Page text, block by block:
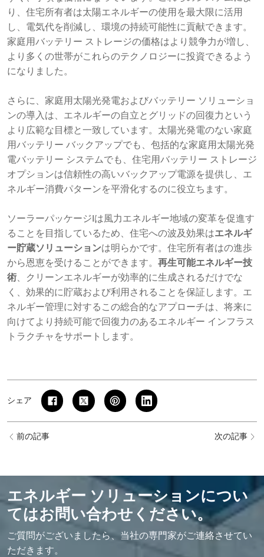
り、住宅所有者は太陽エネルギーの使用を最大限に活用
し、電気代を削減し、環境の持続可能性に貢献できます。
家庭用バッテリー ストレージの価格はより競争力が増し、
より多くの世帯がこれらのテクノロジーに投資できるよう
になりました。
さらに、家庭用太陽光発電およびバッテリー ソリューショ
ンの導入は、エネルギーの自立とグリッドの回復力という
より広範な目標と一致しています。太陽光発電のない家庭
用バッテリー バックアップでも、包括的な家庭用太陽光発
電バッテリー システムでも、住宅用バッテリー ストレージ
オプションは信頼性の高いバックアップ電源を提供し、エ
ネルギー消費パターンを平滑化するのに役立ちます。
ソーラーパッケージIは風力エネルギー地域の変革を促進す
ることを目指しているため、住宅への波及効果はエネルギ
ー貯蔵ソリューションは明らかです。住宅所有者はの進歩
から恩恵を受けることができます。 再生可能エネルギー技
術 、クリーンエネルギーが効率的に生成されるだけでな
く、効果的に貯蔵および利用されることを保証します。エ
ネルギー管理に対するこの総合的なアプローチは、将来に
向けてより持続可能で回復力のあるエネルギー インフラス
トラクチャをサポートします。
シェア
前の記事 次の記事
エネルギー ソリューションについ
てはお問い合わせください。
ご質問がございましたら、当社の専門家がご連絡させてい
ただきます。